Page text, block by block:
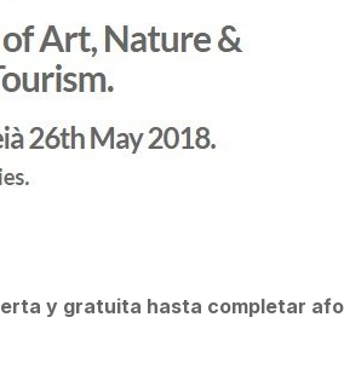
y gratuita hasta completar